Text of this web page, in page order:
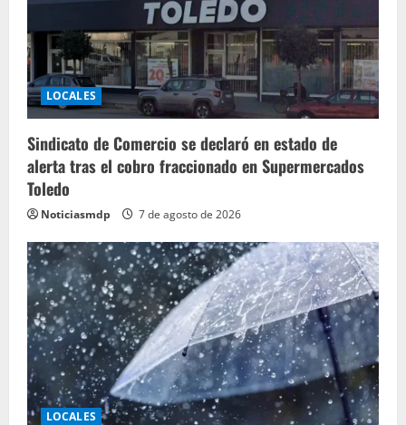
LOCALES
Sindicato de Comercio se declaró en estado de
alerta tras el cobro fraccionado en Supermercados
Toledo
Noticiasmdp 7 de agosto de 2026
LOCALES